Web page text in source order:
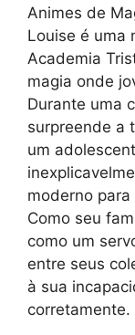
Animes de
Louise é uma
Academia
magia onde
Durante uma
surpreende a
um
moderno
Como seu
como um
entre seus
à sua
corretamente.